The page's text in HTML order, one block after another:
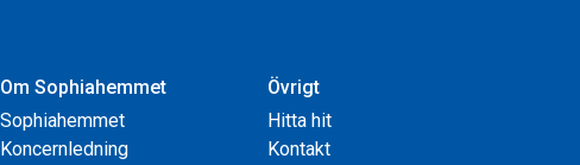
Om Sophiahemmet
Sophiahemmet
Koncernledning
Övrigt
Hitta hit
Kontakt